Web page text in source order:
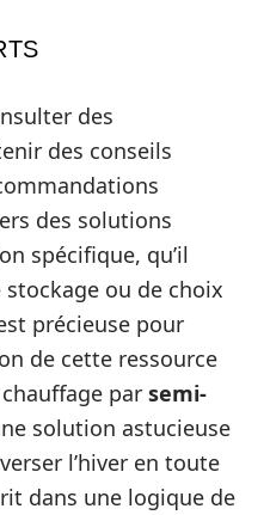
des
des conseils
des solutions
spécifique, qu’il
stockage ou de choix
précieuse pour
de cette ressource
par semi-
solution astucieuse
l’hiver en toute
dans une logique de